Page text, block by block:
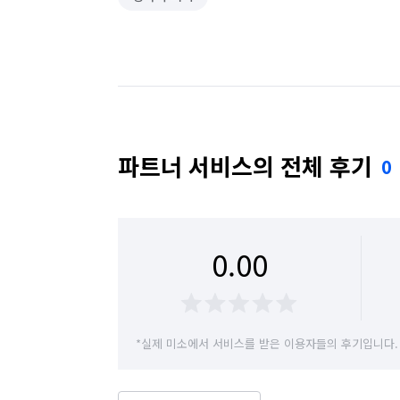
파트너 서비스의 전체 후기 0
0.00
*실제 미소에서 서비스를 받은 이용자들의 후기입니다.